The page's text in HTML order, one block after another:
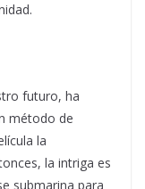
futuro, ha
método de
la
la intriga es
submarina para